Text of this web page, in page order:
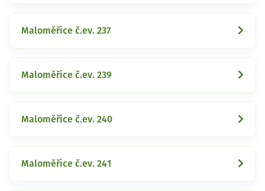
Maloměřice č.ev. 237
Maloměřice č.ev. 239
Maloměřice č.ev. 240
Maloměřice č.ev. 241